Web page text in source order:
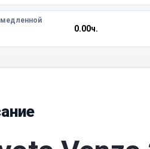
0.00ч.